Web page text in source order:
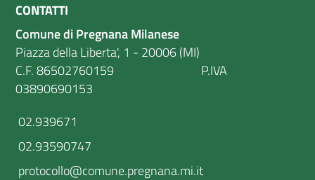
CONTATTI
Comune di Pregnana Milanese
Piazza della Liberta', 1 - 20006 (MI)
C.F. 86502760159 P.IVA
03890690153
02.939671
02.93590747
protocollo@comune.pregnana.mi.it